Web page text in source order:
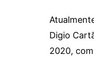
Digio
2020,